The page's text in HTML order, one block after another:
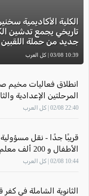
الكلية الأكاديمية
تاريخي يجمع تدشين
جديد من حملة اللقبين
10:39 03/08 | كل العرب
انطلاق فعاليات مخيم
المرحلتين الإعدادية
الجماهيري أم الفحم
22:40 02/08 | كل العرب
قريبًا جدًا - نقل
الأطفال و 200
والتعليم للسلطات
10:44 02/08 | كل العرب
الثانوية الشاملة في